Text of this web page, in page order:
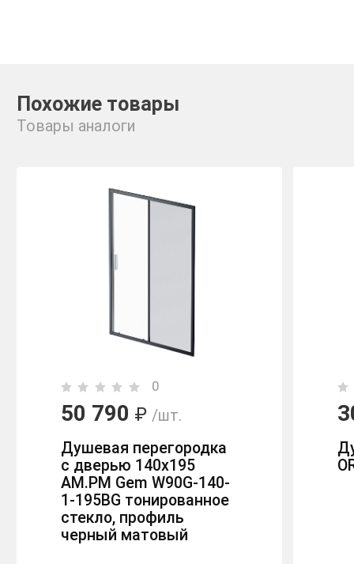
Похожие товары
Товары аналоги
0
50 790 ₽ /шт.
Душевая перегородка
с дверью 140x195
AM.PM Gem W90G-140-
1-195BG тонированное
стекло, профиль
черный матовый